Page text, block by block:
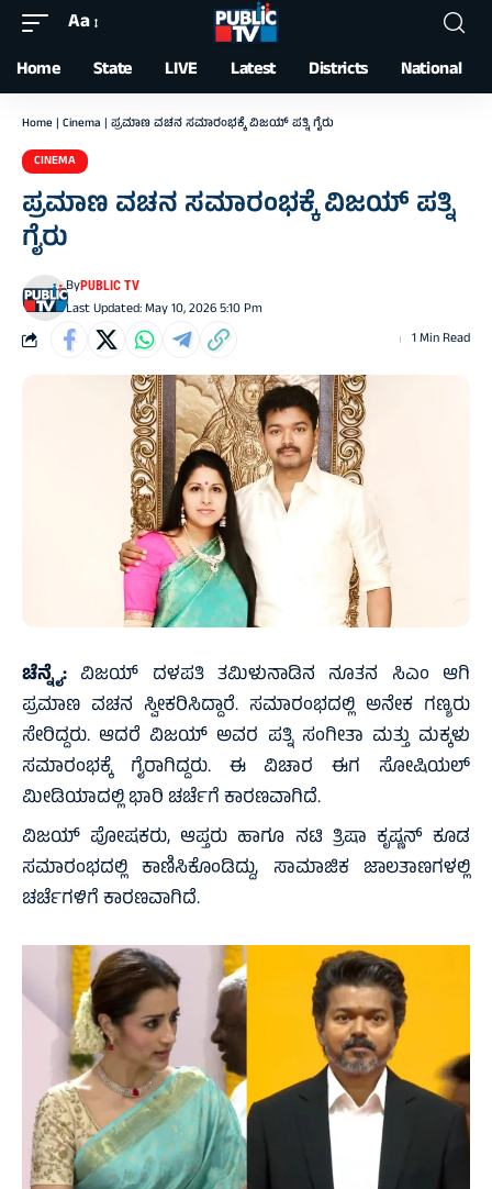
Font
Resizer
Aa
Home State LIVE Latest Districts National
Home | Cinema | ಪ್ರಮಾಣ ವಚನ ಸಮಾರಂಭಕ್ಕೆ ವಿಜಯ್ ಪತ್ನಿ ಗೈರು
CINEMA
ಪ್ರಮಾಣ ವಚನ ಸಮಾರಂಭಕ್ಕೆ ವಿಜಯ್ ಪತ್ನಿ
ಗೈರು
Last Updated: May 10, 2026 5:10 Pm
ByPUBLIC TV
1 Min Read
ಚೆನ್ನೈ: ವಿಜಯ್ ದಳಪತಿ ತಮಿಳುನಾಡಿನ ನೂತನ ಸಿಎಂ ಆಗಿ
ಪ್ರಮಾಣ ವಚನ ಸ್ವೀಕರಿಸಿದ್ದಾರೆ. ಸಮಾರಂಭದಲ್ಲಿ ಅನೇಕ ಗಣ್ಯರು
ಸೇರಿದ್ದರು. ಆದರೆ ವಿಜಯ್ ಅವರ ಪತ್ನಿ ಸಂಗೀತಾ ಮತ್ತು ಮಕ್ಕಳು
ಸಮಾರಂಭಕ್ಕೆ ಗೈರಾಗಿದ್ದರು. ಈ ವಿಚಾರ ಈಗ ಸೋಷಿಯಲ್
ಮೀಡಿಯಾದಲ್ಲಿ ಭಾರಿ ಚರ್ಚೆಗೆ ಕಾರಣವಾಗಿದೆ.
ವಿಜಯ್ ಪೋಷಕರು, ಆಪ್ತರು ಹಾಗೂ ನಟಿ ತ್ರಿಷಾ ಕೃಷ್ಣನ್ ಕೂಡ
ಸಮಾರಂಭದಲ್ಲಿ ಕಾಣಿಸಿಕೊಂಡಿದ್ದು, ಸಾಮಾಜಿಕ ಜಾಲತಾಣಗಳಲ್ಲಿ
ಚರ್ಚೆಗಳಿಗೆ ಕಾರಣವಾಗಿದೆ.